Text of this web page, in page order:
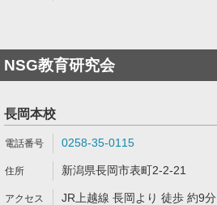
NSG教育研究会
長岡本校
0258-35-0115
新潟県長岡市表町2-2-21
JR上越線 長岡より 徒歩 約9分